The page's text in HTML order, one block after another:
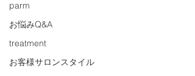
parm
お悩みQ&A
treatment
お客様サロンスタイル